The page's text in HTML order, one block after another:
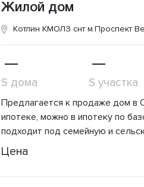
Жилой дом
Котлин КМОЛЗ снт м.Проспект
—
S дома
—
S участка
Предлагается к продаже дом
ипoтeкe, мoжнo в ипoтеку по
подxoдит пoд сeмeйную и
Цена